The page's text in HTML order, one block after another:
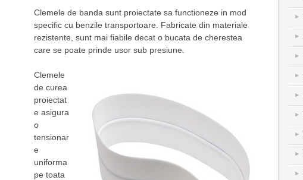
Clemele de banda sunt proiectate sa functioneze in mod
specific cu benzile transportoare. Fabricate din materiale
rezistente, sunt mai fiabile decat o bucata de cherestea
care se poate prinde usor sub presiune.
Clemele
de curea
proiectat
e asigura
o
tensionar
e
uniforma
pe toata